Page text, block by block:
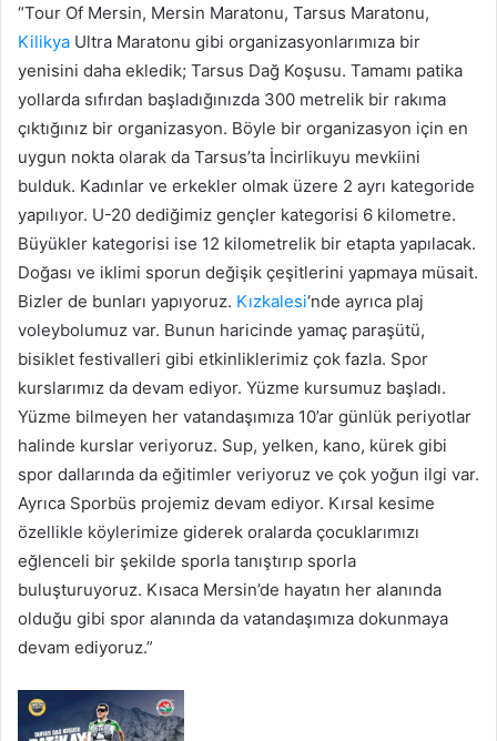
“Tour Of Mersin, Mersin Maratonu, Tarsus Maratonu,
Kilikya Ultra Maratonu gibi organizasyonlarımıza bir
yenisini daha ekledik; Tarsus Dağ Koşusu. Tamamı patika
yollarda sıfırdan başladığınızda 300 metrelik bir rakıma
çıktığınız bir organizasyon. Böyle bir organizasyon için en
uygun nokta olarak da Tarsus’ta İncirlikuyu mevkiini
bulduk. Kadınlar ve erkekler olmak üzere 2 ayrı kategoride
yapılıyor. U-20 dediğimiz gençler kategorisi 6 kilometre.
Büyükler kategorisi ise 12 kilometrelik bir etapta yapılacak.
Doğası ve iklimi sporun değişik çeşitlerini yapmaya müsait.
Bizler de bunları yapıyoruz. Kızkalesi‘nde ayrıca plaj
voleybolumuz var. Bunun haricinde yamaç paraşütü,
bisiklet festivalleri gibi etkinliklerimiz çok fazla. Spor
kurslarımız da devam ediyor. Yüzme kursumuz başladı.
Yüzme bilmeyen her vatandaşımıza 10’ar günlük periyotlar
halinde kurslar veriyoruz. Sup, yelken, kano, kürek gibi
spor dallarında da eğitimler veriyoruz ve çok yoğun ilgi var.
Ayrıca Sporbüs projemiz devam ediyor. Kırsal kesime
özellikle köylerimize giderek oralarda çocuklarımızı
eğlenceli bir şekilde sporla tanıştırıp sporla
buluşturuyoruz. Kısaca Mersin’de hayatın her alanında
olduğu gibi spor alanında da vatandaşımıza dokunmaya
devam ediyoruz.”